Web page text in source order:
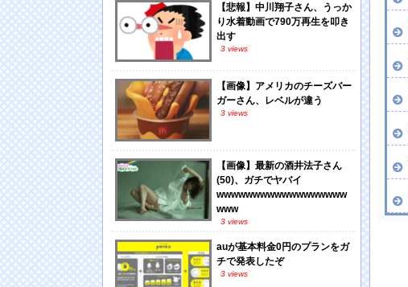
【悲報】中川翔子さん、うっか
り水着動画で790万再生を叩き
出す
3 views
【画像】アメリカのチーズバー
ガーさん、レベルが違う
3 views
【画像】最新の酒井法子さん
(50)、ガチでヤバイ
wwwwwwwwwwwwwwwwww
www
3 views
auが基本料金0円のプランをガ
チで発表したぞ
3 views